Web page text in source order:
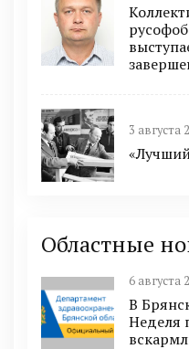
3 августа
Областные
6 августа
В
Неделя